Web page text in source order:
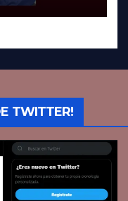
TWITTER!